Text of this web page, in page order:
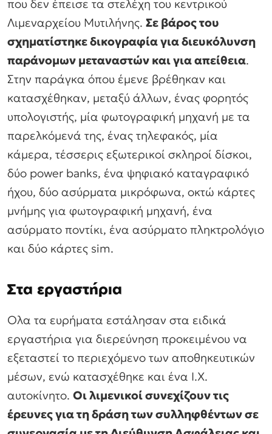
που δεν έπεισε τα στελέχη του κεντρικού
Λιμεναρχείου Μυτιλήνης. Σε βάρος του
σχηματίστηκε δικογραφία για διευκόλυνση
παράνομων μεταναστών και για απείθεια.
Στην παράγκα όπου έμενε βρέθηκαν και
κατασχέθηκαν, μεταξύ άλλων, ένας φορητός
υπολογιστής, μία φωτογραφική μηχανή με τα
παρελκόμενά της, ένας τηλεφακός, μία
κάμερα, τέσσερις εξωτερικοί σκληροί δίσκοι,
δύο power banks, ένα ψηφιακό καταγραφικό
ήχου, δύο ασύρματα μικρόφωνα, οκτώ κάρτες
μνήμης για φωτογραφική μηχανή, ένα
ασύρματο ποντίκι, ένα ασύρματο πληκτρολόγιο
και δύο κάρτες sim.
Στα εργαστήρια
Oλα τα ευρήματα εστάλησαν στα ειδικά
εργαστήρια για διερεύνηση προκειμένου να
εξεταστεί το περιεχόμενο των αποθηκευτικών
μέσων, ενώ κατασχέθηκε και ένα Ι.Χ.
αυτοκίνητο. Οι λιμενικοί συνεχίζουν τις
έρευνες για τη δράση των συλληφθέντων σε